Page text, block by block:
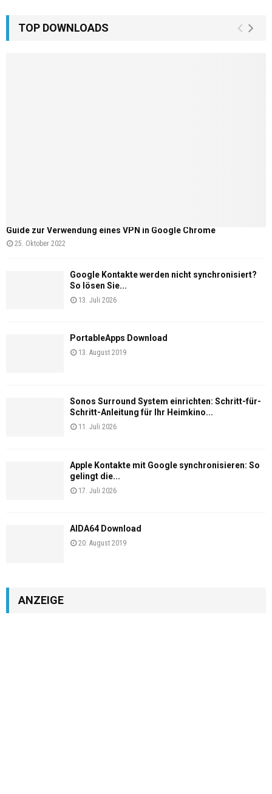
TOP DOWNLOADS
Guide zur Verwendung eines VPN in Google Chrome
25. Oktober 2022
Google Kontakte werden nicht synchronisiert?
So lösen Sie...
13. Juli 2026
PortableApps Download
13. August 2019
Sonos Surround System einrichten: Schritt-für-
Schritt-Anleitung für Ihr Heimkino...
11. Juli 2026
Apple Kontakte mit Google synchronisieren: So
gelingt die...
17. Juli 2026
AIDA64 Download
20. August 2019
ANZEIGE